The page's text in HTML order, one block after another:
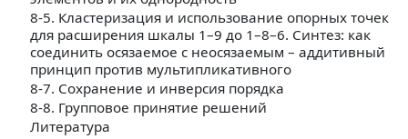
8-5. Кластеризация и использование опорных точек
для расширения шкалы 1–9 до 1–8–6. Синтез: как
соединить осязаемое с неосязаемым – аддитивный
принцип против мультипликативного
8-7. Сохранение и инверсия порядка
8-8. Групповое принятие решений
Литература